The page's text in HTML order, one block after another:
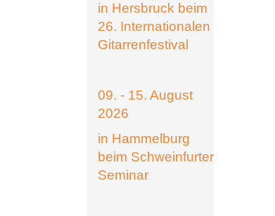
in Hersbruck beim
26. Internationalen
Gitarrenfestival
09. - 15. August
2026
in Hammelburg
beim Schweinfurter
Seminar